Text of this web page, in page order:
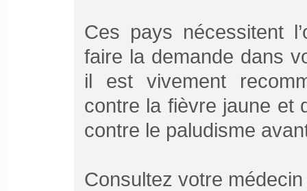
Ces pays nécessitent
faire la demande dans
il est vivement
contre la fièvre jaune et
contre le paludisme
Consultez votre